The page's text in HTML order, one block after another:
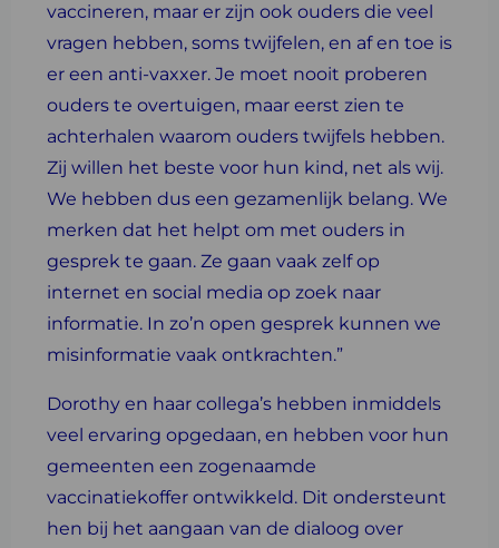
vaccineren, maar er zijn ook ouders die veel
vragen hebben, soms twijfelen, en af en toe is
er een anti-vaxxer. Je moet nooit proberen
ouders te overtuigen, maar eerst zien te
achterhalen waarom ouders twijfels hebben.
Zij willen het beste voor hun kind, net als wij.
We hebben dus een gezamenlijk belang. We
merken dat het helpt om met ouders in
gesprek te gaan. Ze gaan vaak zelf op
internet en social media op zoek naar
informatie. In zo’n open gesprek kunnen we
misinformatie vaak ontkrachten.”
Dorothy en haar collega’s hebben inmiddels
veel ervaring opgedaan, en hebben voor hun
gemeenten een zogenaamde
vaccinatiekoffer ontwikkeld. Dit ondersteunt
hen bij het aangaan van de dialoog over